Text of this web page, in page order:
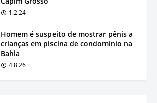
1.2.24
Homem é suspeito de mostrar pênis a
crianças em piscina de condomínio na
Bahia
4.8.26